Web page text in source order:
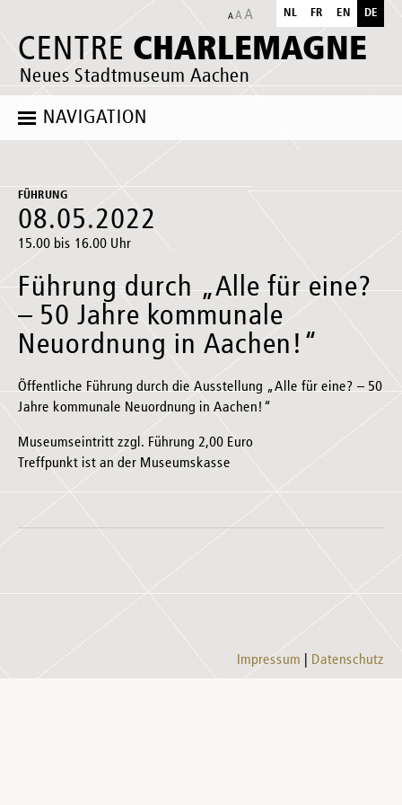
CENTRE CHARLEMAGNE
Neues Stadtmuseum Aachen
NL FR EN DE
NAVIGATION
FÜHRUNG
08.05.2022
15.00 bis 16.00 Uhr
Führung durch „Alle für eine?
– 50 Jahre kommunale
Neuordnung in Aachen!“
Öffentliche Führung durch die Ausstellung „Alle für eine? – 50
Jahre kommunale Neuordnung in Aachen!“
Museumseintritt zzgl. Führung 2,00 Euro
Treffpunkt ist an der Museumskasse
Impressum Datenschutz